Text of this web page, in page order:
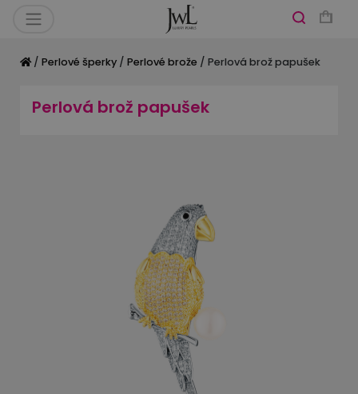
/ Perlové šperky / Perlové brože / Perlová brož papušek
Perlová brož papušek